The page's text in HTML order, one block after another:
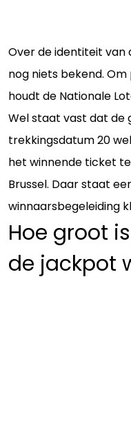
Over de identiteit van
nog niets bekend.
houdt de Nationale
Wel staat vast dat de
trekkingsdatum 20
het winnende ticket
Brussel. Daar staat
winnaarsbegeleiding
Hoe groot
de jackpot